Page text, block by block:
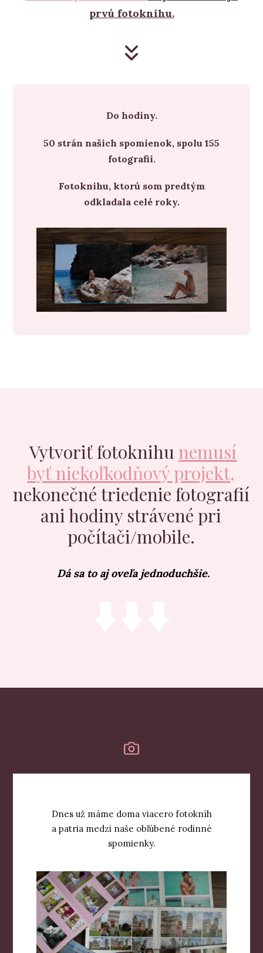
prvú fotoknihu.
Do hodiny.
50 strán našich spomienok, spolu 155
fotografií.
Fotoknihu, ktorú som predtým
odkladala celé roky.
Vytvoriť fotoknihunemusí
byť niekoľkodňový projekt,
nekonečné triedenie fotografií
ani hodiny strávené pri
počítači/mobile.
Dá sa to aj oveľa jednoduchšie.
Dnes už máme doma viacero fotokníh
a patria medzi naše obľúbené rodinné
spomienky.